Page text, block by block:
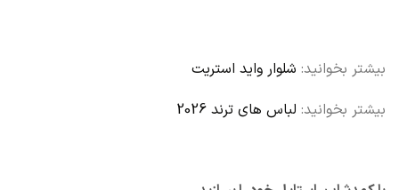
بیشتر بخوانید:شلوار واید استریت
بیشتر بخوانید: لباس های ترند 2026